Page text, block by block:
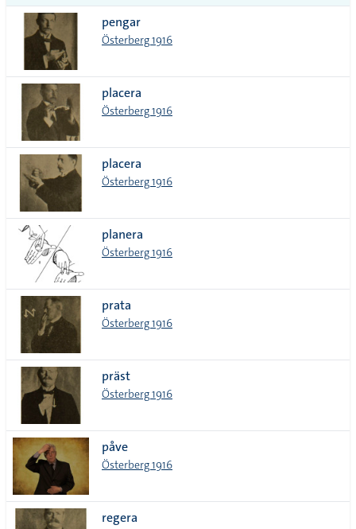
alla i
lista
pengar
Österberg 1916
placera
Österberg 1916
placera
Österberg 1916
planera
Österberg 1916
prata
Österberg 1916
präst
Österberg 1916
påve
Österberg 1916
regera